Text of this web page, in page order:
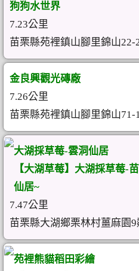
狗狗水世界
7.23公里
苗栗縣苑裡鎮山腳里錦山22-
金良興觀光磚廠
7.26公里
苗栗縣苑裡鎮山腳里錦山71-
大湖採草莓-雲洞仙居
【大湖草莓】大湖採草莓-
仙居~
7.47公里
苗栗縣大湖鄉栗林村薑麻園9
苑裡熊貓稻田彩繪